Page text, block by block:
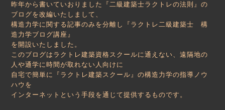
昨年から書いていおりました『二級建築士ラクトレの法則』の
ブログを改編いたしまして、
構造力学に関する記事のみを分離し『ラクトレ二級建築士 構
造力学ブログ講座』
を開設いたしました。
このブログはラクトレ建築資格スクールに通えない、遠隔地の
人や通学に時間が取れない人向けに
自宅で簡単に『ラクトレ建築スクール』の構造力学の指導ノウ
ハウを
インターネットという手段を通じて提供するものです。